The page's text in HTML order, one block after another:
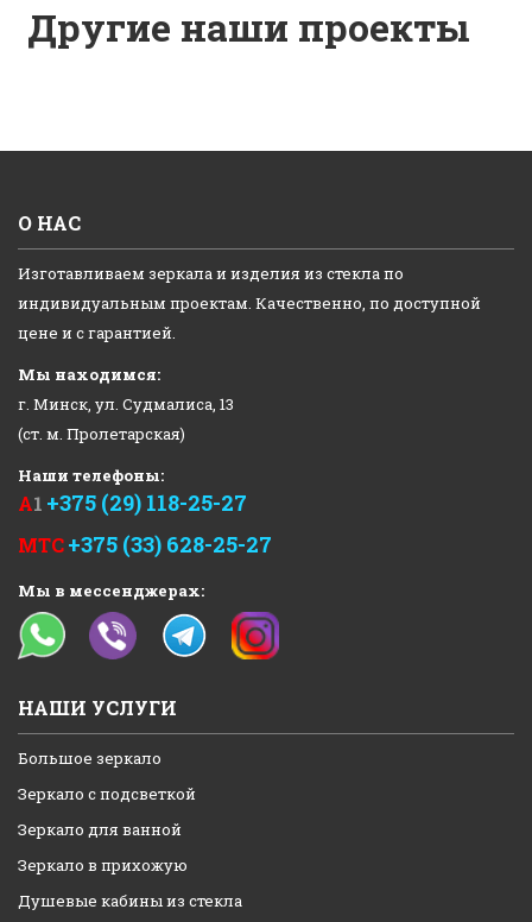
Другие наши проекты
О НАС
Изготавливаем зеркала и изделия из стекла по
индивидуальным проектам. Качественно, по доступной
цене и с гарантией.
Мы находимся:
г. Минск, ул. Судмалиса, 13
(ст. м. Пролетарская)
Наши телефоны:
А1 +375 (29) 118-25-27
МТС+375 (33) 628-25-27
Мы в мессенджерах:
НАШИ УСЛУГИ
Большое зеркало
Зеркало с подсветкой
Зеркало для ванной
Зеркало в прихожую
Душевые кабины из стекла